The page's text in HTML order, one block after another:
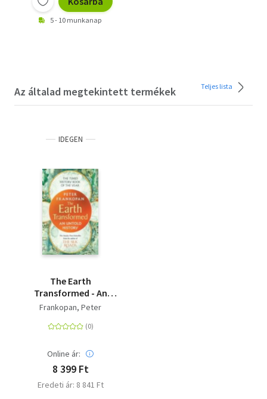
5 - 10 munkanap
Az általad megtekintett termékek Teljes lista
IDEGEN
The Earth
Transformed - An
Untold History
Frankopan, Peter
Online ár:
8 399 Ft
Eredeti ár: 8 841 Ft